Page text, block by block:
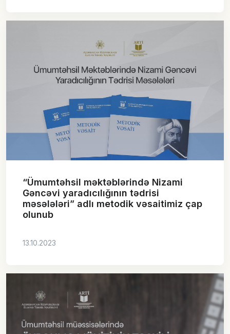
“Ümumtəhsil məktəblərində Nizami
Gəncəvi yaradıcılığının tədrisi
məsələləri” adlı metodik vəsaitimiz çap
olunub
13.10.2023